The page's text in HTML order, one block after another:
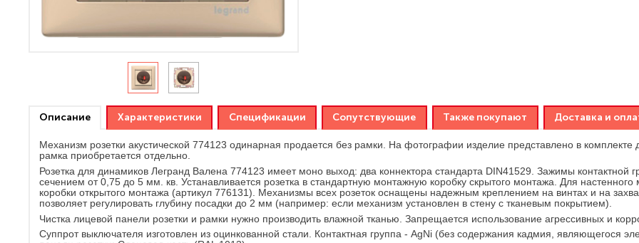
Описание Характеристики Спецификации Сопутствующие Также покупают Доставка и
Механизм розетки акустической 774123 одинарная продается без рамки. На фотографии изделие представлено в
рамка приобретается отдельно.
Розетка для динамиков Легранд Валена 774123 имеет моно выход: два коннектора стандарта DIN41529. Зажимы контактной
сечением от 0,75 до 5 мм. кв. Устанавливается розетка в стандартную монтажную коробку скрытого монтажа. Для
коробки открытого монтажа (артикул 776131). Механизмы всех розеток оснащены надежным креплением на винтах и на
позволяет регулировать глубину посадки до 2 мм (например: если механизм установлен в стену с тканевым покрытием).
Чистка лицевой панели розетки и рамки нужно производить влажной тканью. Запрещается использование агрессивных и
Суппрот выключателя изготовлен из оцинкованной стали. Контактная группа - AgNi (без содержания кадмия,